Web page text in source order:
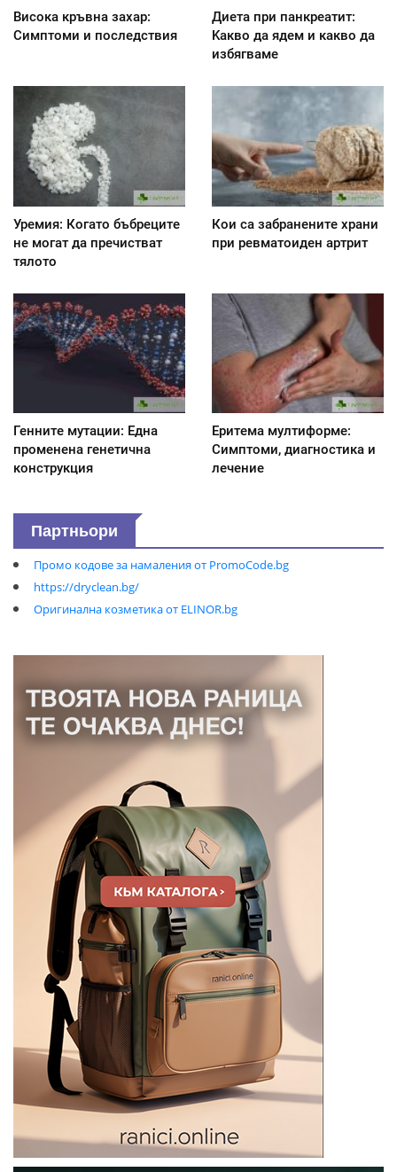
Висока кръвна захар:
Симптоми и последствия
Диета при панкреатит:
Kакво да ядем и какво да
избягваме
Уремия: Когато бъбреците
не могат да пречистват
тялото
Кои са забранените храни
при ревматоиден артрит
Генните мутации: Една
променена генетична
конструкция
Еритема мултиформе:
Симптоми, диагностика и
лечение
Партньори
Промо кодове за намаления от PromoCode.bg
https://dryclean.bg/
Оригинална козметика от ELINOR.bg